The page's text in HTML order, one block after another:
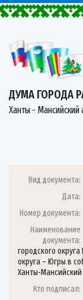
ДУМА ГОРОДА
Ханты -
Вид документа:
Дата:
Номер документа:
Наименование
документа:
городского
округа – Югры в
Ханты-
Кто подписал: